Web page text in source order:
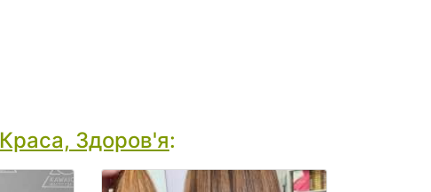
Краса, Здоров'я: